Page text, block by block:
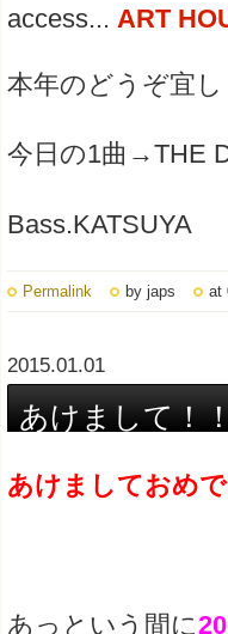
access... ART
本年のどうぞ宜
今日の1曲→THE
Bass.KATSUYA
Permalink by japs at
2015.01.01
あけまして！
あけましておめ
あっという間に